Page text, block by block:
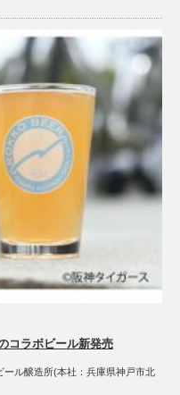
コラボビール新発売
ル醸造所(本社：兵庫県神戸市北